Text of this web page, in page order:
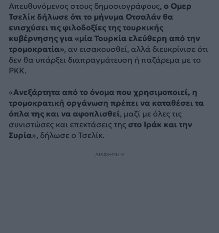
Απευθυνόμενος στους δημοσιογράφους, ο Ομερ
Τσελίκ δήλωσε ότι το μήνυμα Οτσαλάν θα
ενισχύσει τις φιλοδοξίες της τουρκικής
κυβέρνησης για «μία Τουρκία ελεύθερη από την
τρομοκρατία», αν εισακουσθεί, αλλά διευκρίνισε ότι
δεν θα υπάρξει διαπραγμάτευση ή παζάρεμα με το
PKK.
«Ανεξάρτητα από το όνομα που χρησιμοποιεί, η
τρομοκρατική οργάνωση πρέπει να καταθέσει τα
όπλα της και να αφοπλισθεί, μαζί με όλες τις
συνιστώσες και επεκτάσεις της στο Ιράκ και την
Συρία», δήλωσε ο Τσελίκ.
ΔΙΑΦΗΜΙΣΗ